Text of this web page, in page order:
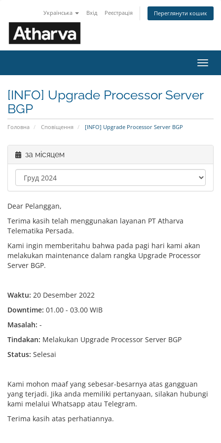
Українська Вхід Реєстрація Переглянути кошик
[INFO] Upgrade Processor Server
BGP
Головна Сповіщення [INFO] Upgrade Processor Server BGP
за місяцем
Dear Pelanggan,
Terima kasih telah menggunakan layanan PT Atharva
Telematika Persada.
Kami ingin memberitahu bahwa pada pagi hari kami akan
melakukan maintenance dalam rangka Upgrade Processor
Server BGP.
Waktu: 20 Desember 2022
Downtime: 01.00 - 03.00 WIB
Masalah: -
Tindakan: Melakukan Upgrade Processor Server BGP
Status: Selesai
Kami mohon maaf yang sebesar-besarnya atas gangguan
yang terjadi. Jika anda memiliki pertanyaan, silakan hubungi
kami melalui Whatsapp atau Telegram.
Terima kasih atas perhatiannya.